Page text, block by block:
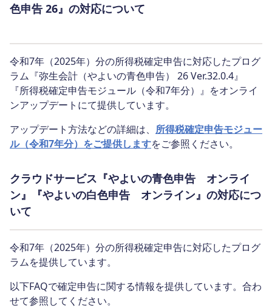
色申告 26』の対応について
令和7年（2025年）分の所得税確定申告に対応したプログ
ラム『弥生会計（やよいの青色申告） 26 Ver.32.0.4』
『所得税確定申告モジュール（令和7年分）』をオンライ
ンアップデートにて提供しています。
アップデート方法などの詳細は、 所得税確定申告モジュー
ル（令和7年分）をご提供しますをご参照ください。
クラウドサービス『やよいの青色申告 オンライ
ン』『やよいの白色申告 オンライン』の対応につ
いて
令和7年（2025年）分の所得税確定申告に対応したプログ
ラムを提供しています。
以下FAQで確定申告に関する情報を提供しています。合わ
せて参照してください。